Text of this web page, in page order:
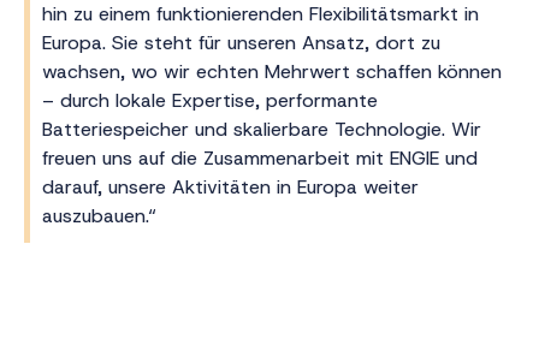
hin zu einem funktionierenden Flexibilitätsmarkt in
Europa. Sie steht für unseren Ansatz, dort zu
wachsen, wo wir echten Mehrwert schaffen können
– durch lokale Expertise, performante
Batteriespeicher und skalierbare Technologie. Wir
freuen uns auf die Zusammenarbeit mit ENGIE und
darauf, unsere Aktivitäten in Europa weiter
auszubauen.“